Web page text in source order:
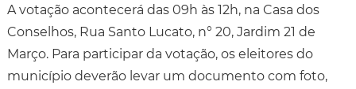
A votação acontecerá das 09h às 12h, na Casa dos
Conselhos, Rua Santo Lucato, n° 20, Jardim 21 de
Março. Para participar da votação, os eleitores do
município deverão levar um documento com foto,